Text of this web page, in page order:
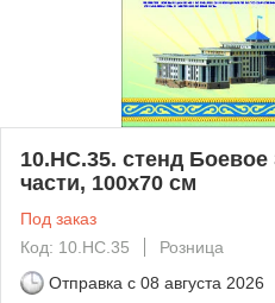
10.НС.35. стенд
части, 100х70 см
Под заказ
Код: 10.НС.35
Розница
Отправка с 08 августа 2026